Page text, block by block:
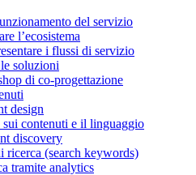
del servizio
l’ecosistema
i flussi di servizio
soluzioni
di co-progettazione
design
sui contenuti e il linguaggio
discovery
ricerca (search keywords)
tramite analytics